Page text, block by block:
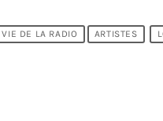
VIE DE LA RADIO ARTISTES